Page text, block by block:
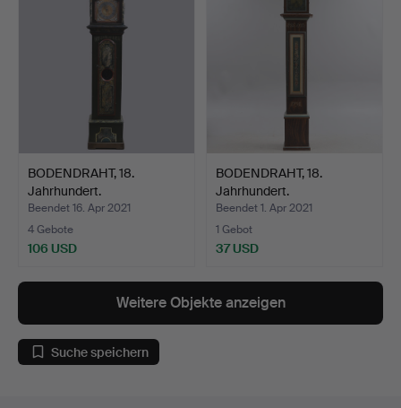
BODENDRAHT, 18.
Jahrhundert.
Beendet 16. Apr 2021
4 Gebote
106 USD
BODENDRAHT, 18.
Jahrhundert.
Beendet 1. Apr 2021
1 Gebot
37 USD
Weitere Objekte anzeigen
Suche speichern